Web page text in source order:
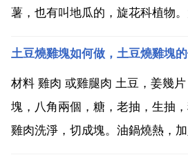
薯，也有叫地瓜的，旋花科植物
土豆 對土豆的種植始於在1萬年
歐 亞 非洲大陸，在全球範圍內土
材料 雞肉 或雞腿肉 土豆，姜幾
塊，八角兩個，糖，老抽，生抽
雞肉洗淨，切成塊。油鍋燒熱，